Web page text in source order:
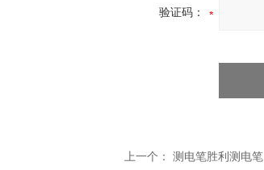
验证码：
上一个： 测电笔胜利测电笔